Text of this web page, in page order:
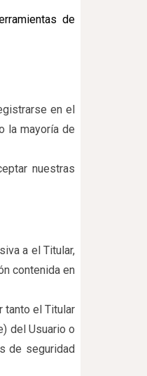
de
en el
la mayoría de
nuestras
a el Titular,
contenida en
tanto el Titular
del Usuario o
de seguridad